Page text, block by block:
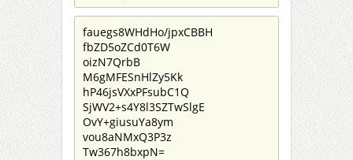
fauegs8WHdHo/jpxCBBH
fbZD5oZCd0T6W
oizN7QrbB
M6gMFESnHlZy5Kk
hP46jsVXxPFsubC1Q
SjWV2+s4Y8l3SZTwSlgE
OvY+giusuYa8ym
vou8aNMxQ3P3z
Tw367h8bxpN=